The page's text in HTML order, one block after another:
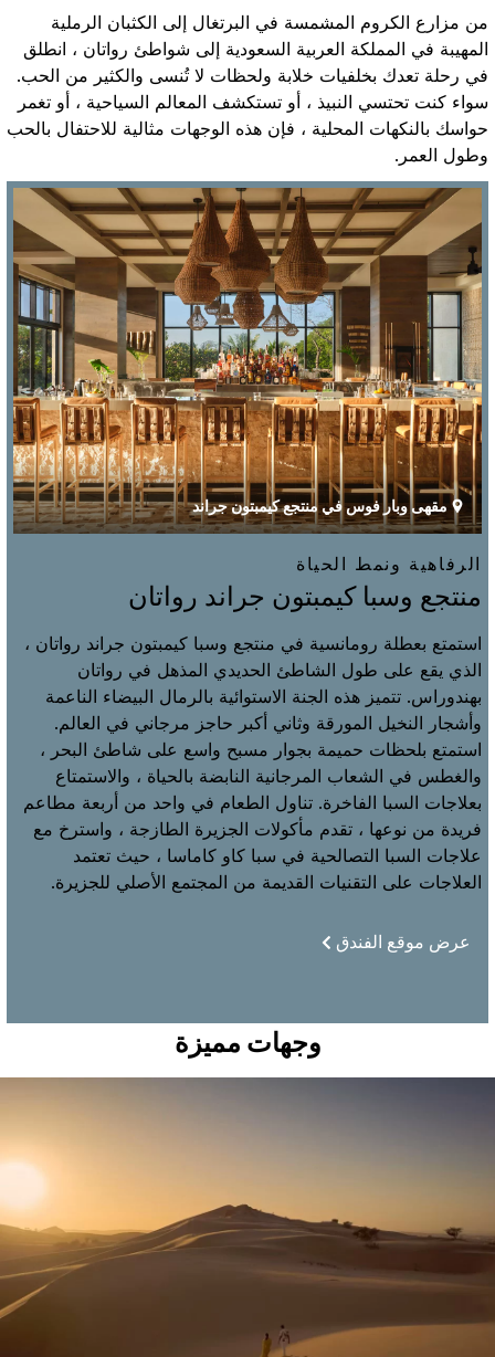
من مزارع الكروم المشمسة في البرتغال إلى الكثبان الرملية
المهيبة في المملكة العربية السعودية إلى شواطئ رواتان ، انطلق
في رحلة تعدك بخلفيات خلابة ولحظات لا تُنسى والكثير من الحب.
سواء كنت تحتسي النبيذ ، أو تستكشف المعالم السياحية ، أو تغمر
حواسك بالنكهات المحلية ، فإن هذه الوجهات مثالية للاحتفال بالحب
وطول العمر.
مقهى وبار فوس في منتجع كيمبتون جراند
الرفاهية ونمط الحياة
منتجع وسبا كيمبتون جراند رواتان
استمتع بعطلة رومانسية في منتجع وسبا كيمبتون جراند رواتان ،
الذي يقع على طول الشاطئ الحديدي المذهل في رواتان
بهندوراس. تتميز هذه الجنة الاستوائية بالرمال البيضاء الناعمة
وأشجار النخيل المورقة وثاني أكبر حاجز مرجاني في العالم.
استمتع بلحظات حميمة بجوار مسبح واسع على شاطئ البحر ،
والغطس في الشعاب المرجانية النابضة بالحياة ، والاستمتاع
بعلاجات السبا الفاخرة. تناول الطعام في واحد من أربعة مطاعم
فريدة من نوعها ، تقدم مأكولات الجزيرة الطازجة ، واسترخ مع
علاجات السبا التصالحية في سبا كاو كاماسا ، حيث تعتمد
العلاجات على التقنيات القديمة من المجتمع الأصلي للجزيرة.
عرض موقع الفندق
وجهات مميزة